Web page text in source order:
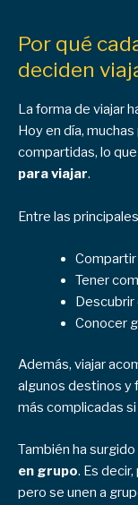
Por qué
deciden
La forma de viajar
Hoy en día,
compartidas, lo
para viajar.
Entre las
Tener
Conocer
Además, viajar
algunos destinos y
más complicadas
También ha
en grupo. Es
pero se unen a